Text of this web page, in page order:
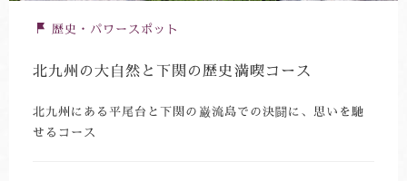
歴史・パワースポット
北九州の大自然と下関の歴史満喫コース
北九州にある平尾台と下関の巌流島での決闘に、思いを馳
せるコース